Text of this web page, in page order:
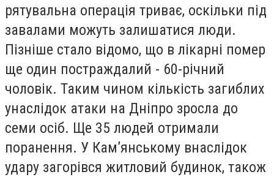
рятувальна операція триває, оскільки під
завалами можуть залишатися люди.
Пізніше стало відомо, що в лікарні помер
ще один постраждалий - 60-річний
чоловік. Таким чином кількість загиблих
унаслідок атаки на Дніпро зросла до
семи осіб. Ще 35 людей отримали
поранення. У Кам’янському внаслідок
удару загорівся житловий будинок, також